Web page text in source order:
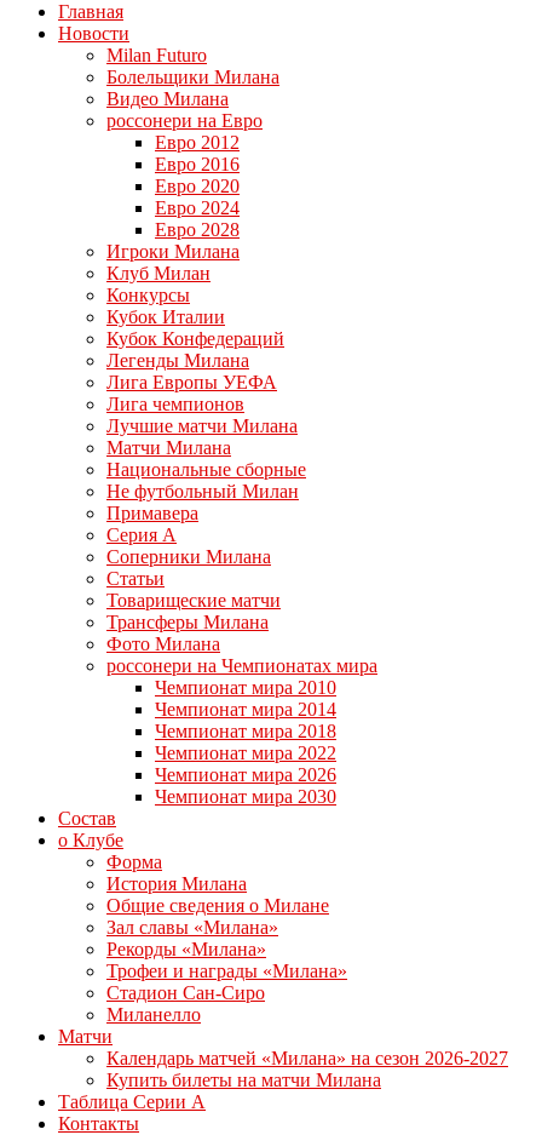
Главная
Новости
Milan Futuro
Болельщики Милана
Видео Милана
россонери на Евро
Евро 2012
Евро 2016
Евро 2020
Евро 2024
Евро 2028
Игроки Милана
Клуб Милан
Конкурсы
Кубок Италии
Кубок Конфедераций
Легенды Милана
Лига Европы УЕФА
Лига чемпионов
Лучшие матчи Милана
Матчи Милана
Национальные сборные
Не футбольный Милан
Примавера
Серия А
Соперники Милана
Статьи
Товарищеские матчи
Трансферы Милана
Фото Милана
россонери на Чемпионатах мира
Чемпионат мира 2010
Чемпионат мира 2014
Чемпионат мира 2018
Чемпионат мира 2022
Чемпионат мира 2026
Чемпионат мира 2030
Состав
о Клубе
Форма
История Милана
Общие сведения о Милане
Зал славы «Милана»
Рекорды «Милана»
Трофеи и награды «Милана»
Стадион Сан-Сиро
Миланелло
Матчи
Календарь матчей «Милана» на сезон 2026-2027
Купить билеты на матчи Милана
Таблица Серии А
Контакты